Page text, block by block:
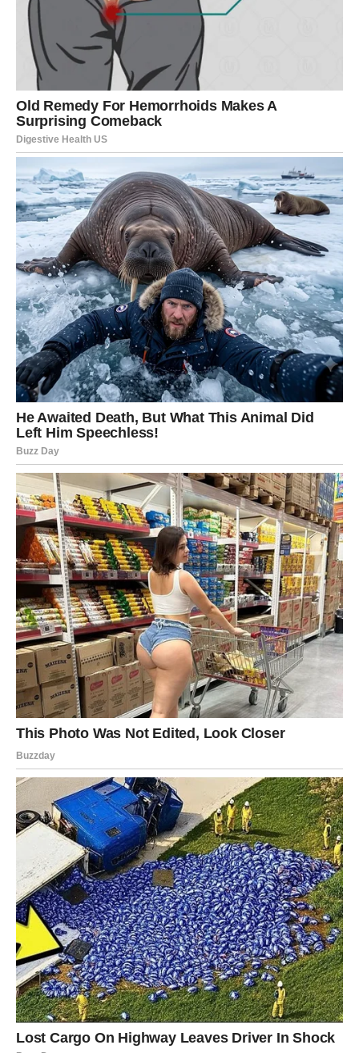
Preporučljivo je uključiti namirnice niskog glikemijskog indeksa
(GI), uključujući cjelovite žitarice, povrće bogato vlaknima i
voće. Treba izbjegavati visokokaloričnu hranu s visokim
glikemijskim indeksom, poput slatkih grickalica i gaziranih
pića. Osim toga, tjelesna aktivnost neophodna je za
održavanje stabilne razine glukoze. Redovita tjelovježba
pojačava osjetljivost na inzulin i pridonosi smanjenju razine
glukoze. Aktivnosti poput svakodnevnog hodanja, vježbi snage
i kardiovaskularnih vježbi poput vožnje bicikla ili trčanja mogu
značajno utjecati na ravnotežu šećera u krvi.
Dosljedno praćenje razine glukoze u krvi ključno je za
učinkovito upravljanje dijabetesom. Preporučljivo je mjerenje
provoditi prije jela, dva sata nakon jela, kao i prije i poslije
bavljenja tjelesnom aktivnošću. Na temelju nalaza, možda će
biti potrebne prilagodbe prehrane, tjelovježbe i doziranja
inzulina kako bi se postigla optimalna ravnoteža.
Stres ima potencijal nepovoljnog utjecaja na razinu glukoze u
krvi, jer hormoni povezani sa stresom mogu dovesti do
povećanja razine šećera. Bavljenje tehnikama opuštanja poput
meditacije, dubokog disanja ili šetnje prirodom može pomoći u
ublažavanju stresa i održavanju stabilne razine
uzimanja lijekova prema uputama vašeg liječnika. Nedovoljna
količina lijekova može dovesti do varijacija u razinama
glukoze, čime se povećava rizik od komplikacija.